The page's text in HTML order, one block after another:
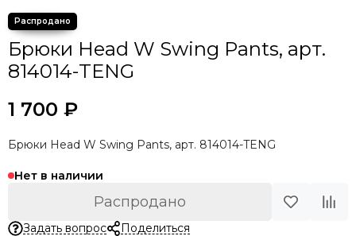
Брюки Head W Swing Pants, арт.
814014-TENG
1 700 ₽
Брюки Head W Swing Pants, арт. 814014-TENG
Нет в наличии
Распродано
Задать вопрос Поделиться